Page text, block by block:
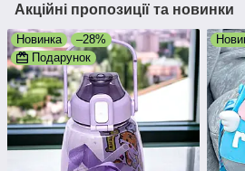
Акційні пропозиції та новинки
Новинка
–28%
Подарунок